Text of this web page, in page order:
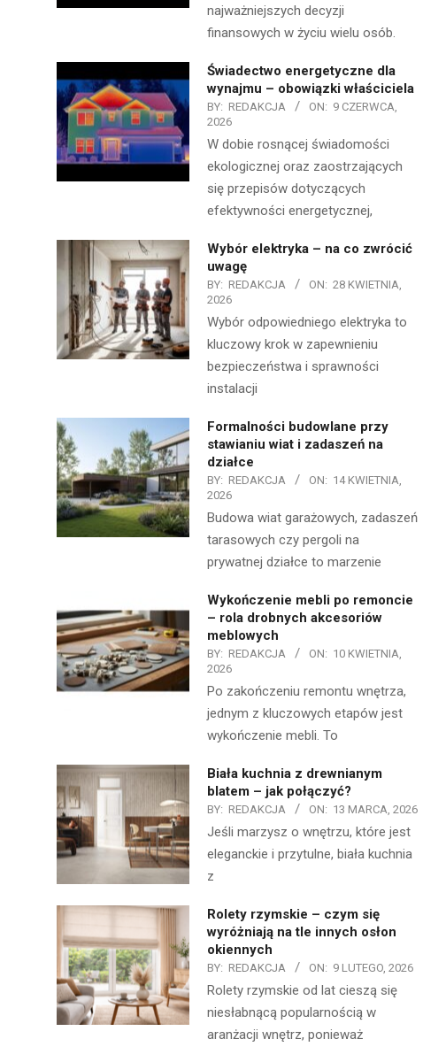
najważniejszych decyzji
finansowych w życiu wielu osób.
Świadectwo energetyczne dla
wynajmu – obowiązki właściciela
BY: REDAKCJA ON: 9 CZERWCA,
2026
W dobie rosnącej świadomości
ekologicznej oraz zaostrzających
się przepisów dotyczących
efektywności energetycznej,
Wybór elektryka – na co zwrócić
uwagę
BY: REDAKCJA ON: 28 KWIETNIA,
2026
Wybór odpowiedniego elektryka to
kluczowy krok w zapewnieniu
bezpieczeństwa i sprawności
instalacji
Formalności budowlane przy
stawianiu wiat i zadaszeń na
działce
BY: REDAKCJA ON: 14 KWIETNIA,
2026
Budowa wiat garażowych, zadaszeń
tarasowych czy pergoli na
prywatnej działce to marzenie
Wykończenie mebli po remoncie
– rola drobnych akcesoriów
meblowych
BY: REDAKCJA ON: 10 KWIETNIA,
2026
Po zakończeniu remontu wnętrza,
jednym z kluczowych etapów jest
wykończenie mebli. To
Biała kuchnia z drewnianym
blatem – jak połączyć?
BY: REDAKCJA ON: 13 MARCA, 2026
Jeśli marzysz o wnętrzu, które jest
eleganckie i przytulne, biała kuchnia
z
Rolety rzymskie – czym się
wyróżniają na tle innych osłon
okiennych
BY: REDAKCJA ON: 9 LUTEGO, 2026
Rolety rzymskie od lat cieszą się
niesłabnącą popularnością w
aranżacji wnętrz, ponieważ